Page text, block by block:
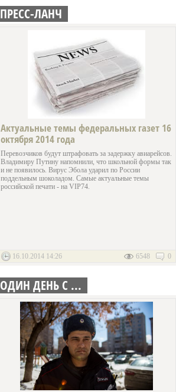
ПРЕСС-ЛАНЧ
Актуальные темы федеральных газет 16
октября 2014 года
Перевозчиков будут штрафовать за задержку авиарейсов.
Владимиру Путину напомнили, что школьной формы так
и не появилось. Вирус Эбола ударил по России
поддельным шоколадом. Самые актуальные темы
российской печати - на VIP74.
16.10.2014 14:26 0
6548
ОДИН ДЕНЬ С ...